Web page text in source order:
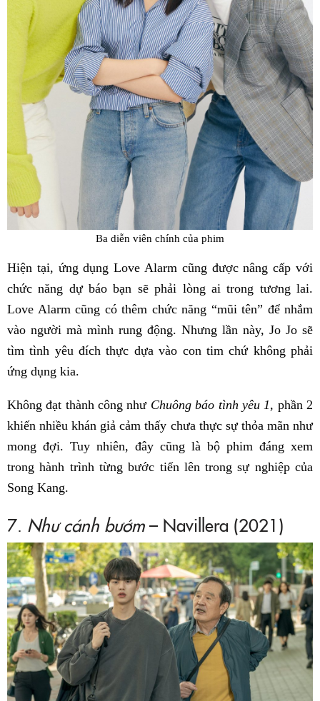
Ba diễn viên chính của phim
Hiện tại, ứng dụng Love Alarm cũng được nâng cấp với
chức năng dự báo bạn sẽ phải lòng ai trong tương lai.
Love Alarm cũng có thêm chức năng “mũi tên” để nhắm
vào người mà mình rung động. Nhưng lần này, Jo Jo sẽ
tìm tình yêu đích thực dựa vào con tim chứ không phải
ứng dụng kia.
Không đạt thành công như Chuông báo tình yêu 1, phần 2
khiến nhiều khán giả cảm thấy chưa thực sự thỏa mãn như
mong đợi. Tuy nhiên, đây cũng là bộ phim đáng xem
trong hành trình từng bước tiến lên trong sự nghiệp của
Song Kang.
7. Như cánh bướm– Navillera (2021)